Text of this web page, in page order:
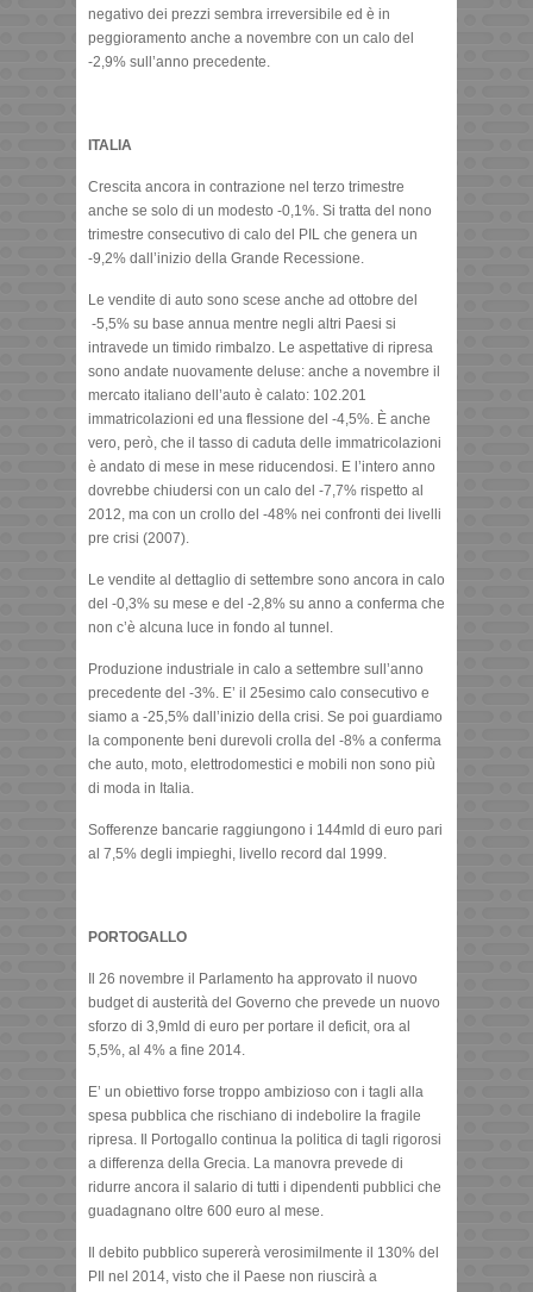
negativo dei prezzi sembra irreversibile ed è in
peggioramento anche a novembre con un calo del
-2,9% sull’anno precedente.
ITALIA
Crescita ancora in contrazione nel terzo trimestre
anche se solo di un modesto -0,1%. Si tratta del nono
trimestre consecutivo di calo del PIL che genera un
-9,2% dall’inizio della Grande Recessione.
Le vendite di auto sono scese anche ad ottobre del
-5,5% su base annua mentre negli altri Paesi si
intravede un timido rimbalzo. Le aspettative di ripresa
sono andate nuovamente deluse: anche a novembre il
mercato italiano dell’auto è calato: 102.201
immatricolazioni ed una flessione del -4,5%. È anche
vero, però, che il tasso di caduta delle immatricolazioni
è andato di mese in mese riducendosi. E l’intero anno
dovrebbe chiudersi con un calo del -7,7% rispetto al
2012, ma con un crollo del -48% nei confronti dei livelli
pre crisi (2007).
Le vendite al dettaglio di settembre sono ancora in calo
del -0,3% su mese e del -2,8% su anno a conferma che
non c’è alcuna luce in fondo al tunnel.
Produzione industriale in calo a settembre sull’anno
precedente del -3%. E’ il 25esimo calo consecutivo e
siamo a -25,5% dall’inizio della crisi. Se poi guardiamo
la componente beni durevoli crolla del -8% a conferma
che auto, moto, elettrodomestici e mobili non sono più
di moda in Italia.
Sofferenze bancarie raggiungono i 144mld di euro pari
al 7,5% degli impieghi, livello record dal 1999.
PORTOGALLO
Il 26 novembre il Parlamento ha approvato il nuovo
budget di austerità del Governo che prevede un nuovo
sforzo di 3,9mld di euro per portare il deficit, ora al
5,5%, al 4% a fine 2014.
E’ un obiettivo forse troppo ambizioso con i tagli alla
spesa pubblica che rischiano di indebolire la fragile
ripresa. Il Portogallo continua la politica di tagli rigorosi
a differenza della Grecia. La manovra prevede di
ridurre ancora il salario di tutti i dipendenti pubblici che
guadagnano oltre 600 euro al mese.
Il debito pubblico supererà verosimilmente il 130% del
PIl nel 2014, visto che il Paese non riuscirà a